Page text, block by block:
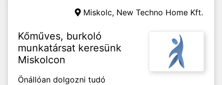
Miskolc, New Techno Home Kft.
Kőműves, burkoló
munkatársat keresünk
Miskolcon
Önállóan dolgozni tudó